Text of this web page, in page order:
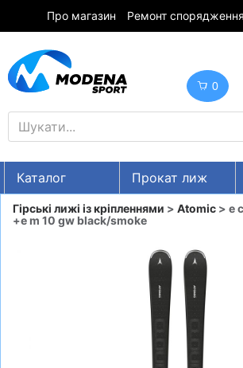
Про магазин Ремонт спорядження
0
Каталог Прокат лиж
UA RU EN
Гірські лижі із кріпленнями > Atomic > e
+e m 10 gw black/smoke